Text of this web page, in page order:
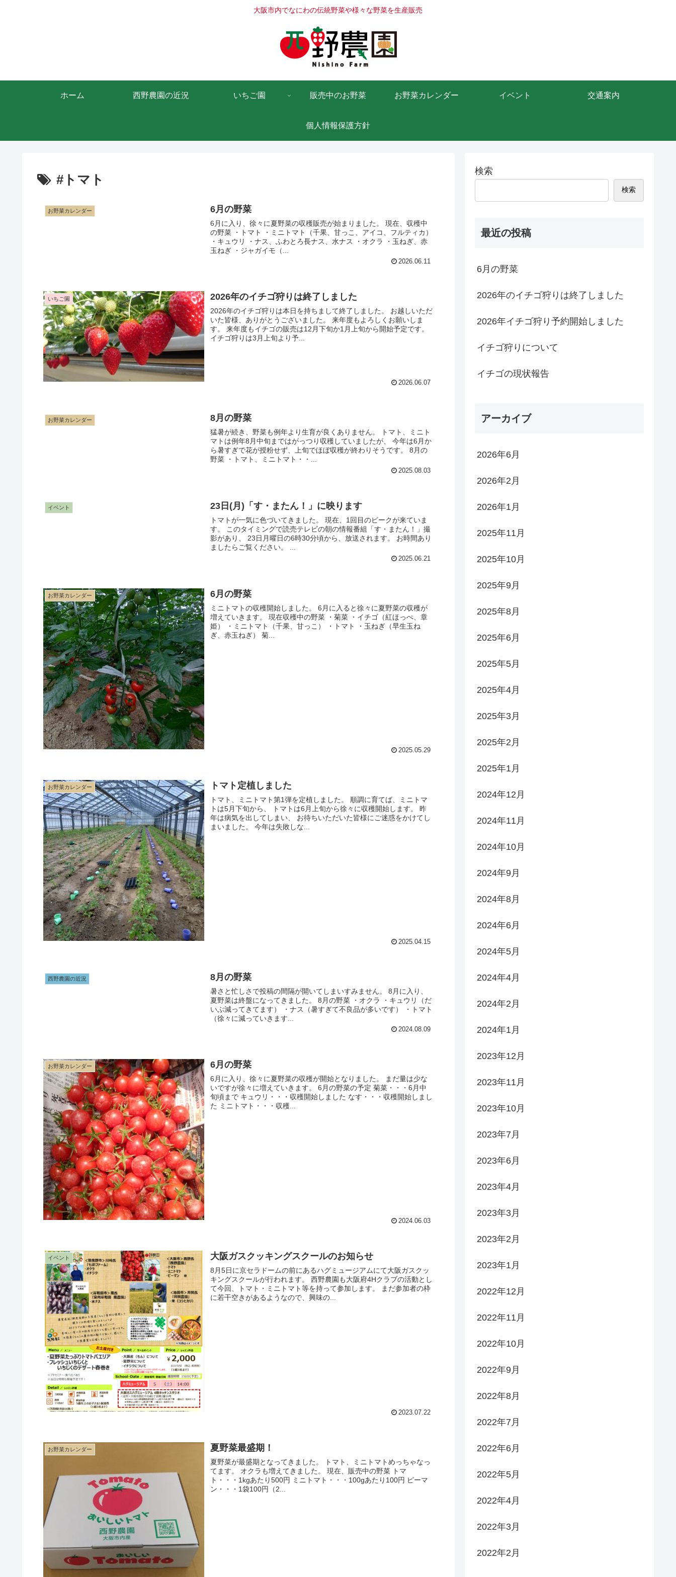
大阪市内でなにわの伝統野菜や様々な野菜を生産販売
ホーム 西野農園の近況 いちご園 販売中のお野菜 お野菜カレンダー イベント 交通案内
個人情報保護方針
#トマト
お野菜カレンダー 6月の野菜
6月に入り、徐々に夏野菜の収穫販売が始まりました。 現在、収穫中
の野菜 ・トマト ・ミニトマト（千果、甘っこ、アイコ、フルティカ）
・キュウリ ・ナス、ふわとろ長ナス、水ナス ・オクラ ・玉ねぎ、赤
玉ねぎ ・ジャガイモ（...
2026.06.11
いちご園 2026年のイチゴ狩りは終了しました
2026年のイチゴ狩りは本日を持ちまして終了しました。 お越しいただ
いた皆様、ありがとうございました。 来年度もよろしくお願いしま
す。 来年度もイチゴの販売は12月下旬か1月上旬から開始予定です。
イチゴ狩りは3月上旬より予...
2026.06.07
お野菜カレンダー 8月の野菜
猛暑が続き、野菜も例年より生育が良くありません。 トマト、ミニト
マトは例年8月中旬まではがっつり収穫していましたが、 今年は6月か
ら暑すぎで花が授粉せず、上旬でほぼ収穫が終わりそうです。 8月の
野菜 ・トマト、ミニトマト・・...
2025.08.03
イベント 23日(月)「す・またん！」に映ります
トマトが一気に色づいてきました。 現在、1回目のピークが来ていま
す。 このタイミングで読売テレビの朝の情報番組「す・またん！」撮
影があり、 23日月曜日の6時30分頃から、放送されます。 お時間あり
2025.06.21
お野菜カレンダー 6月の野菜
ミニトマトの収穫開始しました。 6月に入ると徐々に夏野菜の収穫が
増えていきます。 現在収穫中の野菜 ・菊菜 ・イチゴ（紅ほっぺ、章
姫） ・ミニトマト（千果、甘っこ） ・トマト ・玉ねぎ（早生玉ね
ぎ、赤玉ねぎ） 菊...
2025.05.29
お野菜カレンダー トマト定植しました
トマト、ミニトマト第1弾を定植しました。 順調に育てば、ミニトマ
トは5月下旬から、 トマトは6月上旬から徐々に収穫開始します。 昨
年は病気を出してしまい、 お待ちいただいた皆様にご迷惑をかけてし
まいました。 今年は失敗しな...
2025.04.15
西野農園の近況 8月の野菜
暑さと忙しさで投稿の間隔が開いてしまいすみません。 8月に入り、
夏野菜は終盤になってきました。 8月の野菜 ・オクラ ・キュウリ（だ
いぶ減ってきてます） ・ナス（暑すぎて不良品が多いです） ・トマト
（徐々に減っていきます...
2024.08.09
お野菜カレンダー 6月の野菜
6月に入り、徐々に夏野菜の収穫が開始となりました。 まだ量は少な
いですが徐々に増えていきます。 6月の野菜の予定 菊菜・・・6月中
旬頃まで キュウリ・・・収穫開始しました なす・・・収穫開始しまし
た ミニトマト・・・収穫...
2024.06.03
イベント 大阪ガスクッキングスクールのお知らせ
8月5日に京セラドームの前にあるハグミュージアムにて大阪ガスクッ
キングスクールが行われます。 西野農園も大阪府4Hクラブの活動とし
て今回、トマト・ミニトマト等を持って参加します。 まだ参加者の枠
に若干空きがあるようなので、興味の...
2023.07.22
お野菜カレンダー 夏野菜最盛期！
夏野菜が最盛期となってきました。 トマト、ミニトマトめっちゃなっ
てます。 オクラも増えてきました。 現在、販売中の野菜 トマ
ト・・・1kgあたり500円 ミニトマト・・・100gあたり100円 ピーマ
ン・・・1袋100円（2...
検索
検索
最近の投稿
6月の野菜
2026年のイチゴ狩りは終了しました
2026年イチゴ狩り予約開始しました
イチゴ狩りについて
イチゴの現状報告
アーカイブ
2026年6月
2026年2月
2026年1月
2025年11月
2025年10月
2025年9月
2025年8月
2025年6月
2025年5月
2025年4月
2025年3月
2025年2月
2025年1月
2024年12月
2024年11月
2024年10月
2024年9月
2024年8月
2024年6月
2024年5月
2024年4月
2024年2月
2024年1月
2023年12月
2023年11月
2023年10月
2023年7月
2023年6月
2023年4月
2023年3月
2023年2月
2023年1月
2022年12月
2022年11月
2022年10月
2022年9月
2022年8月
2022年7月
2022年6月
2022年5月
2022年4月
2022年3月
2022年2月